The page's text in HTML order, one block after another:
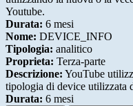
Youtube.
Durata: 6 mesi
Nome: DEVICE_INFO
Tipologia: analitico
Proprieta: Terza-parte
Descrizione: YouTube
tipologia di device utilizzata
Durata: 6 mesi